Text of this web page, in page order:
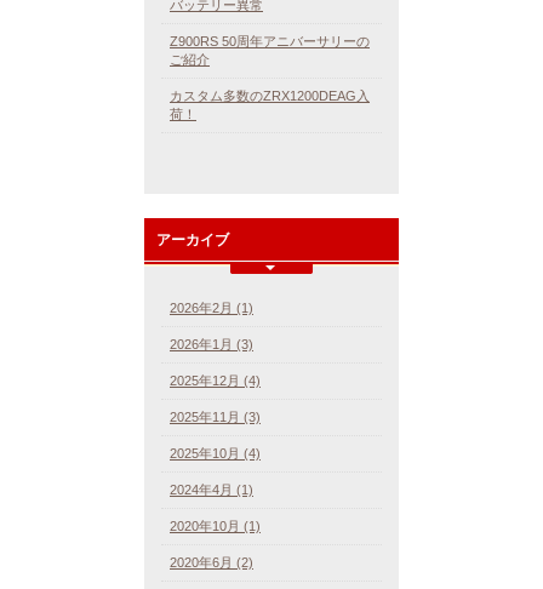
バッテリー異常
Z900RS 50周年アニバーサリーの
ご紹介
カスタム多数のZRX1200DEAG入
荷！
アーカイブ
2026年2月 (1)
2026年1月 (3)
2025年12月 (4)
2025年11月 (3)
2025年10月 (4)
2024年4月 (1)
2020年10月 (1)
2020年6月 (2)